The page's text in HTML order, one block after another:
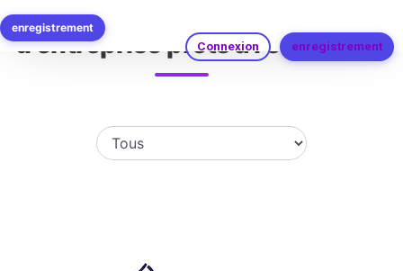
enregistrement
Connexion
enregistrement
Modèles d'applications
d'entreprise prêts à l'emploi